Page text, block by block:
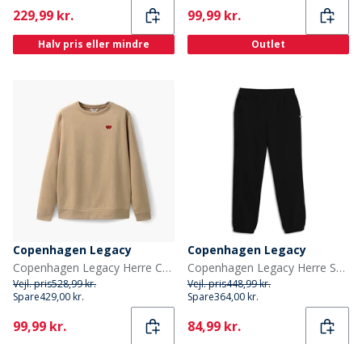
Current
229,99 kr.
Halv pris eller mindre
Current
99,99 kr.
Outlet
Copenhagen Legacy
Copenhagen Legacy Herre Crew Hjerte print sweatshirt Khaki
Vejl. pris528,99 kr.
Spare429,00 kr.
Current
99,99 kr.
Copenhagen Legacy
Copenhagen Legacy Herre Sweatpants Sort
Vejl. pris448,99 kr.
Spare364,00 kr.
Current
84,99 kr.